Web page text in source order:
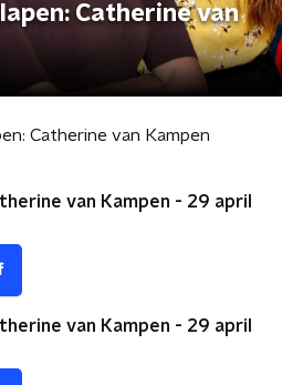
Catherine van
Catherine van Kampen
van Kampen - 29 april
van Kampen - 29 april